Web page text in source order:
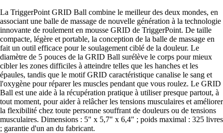
La TriggerPoint GRID Ball combine le meilleur des deux mondes, en
associant une balle de massage de nouvelle génération à la technologie
innovante de roulement en mousse GRID de TriggerPoint. De taille
compacte, légère et portable, la conception de la balle de massage en
fait un outil efficace pour le soulagement ciblé de la douleur. Le
diamètre de 5 pouces de la GRID Ball surélève le corps pour mieux
cibler les zones difficiles à atteindre telles que les hanches et les
épaules, tandis que le motif GRID caractéristique canalise le sang et
l'oxygène pour réparer les muscles pendant que vous roulez. Le GRID
Ball est une aide à la récupération pratique à utiliser presque partout, à
tout moment, pour aider à relâcher les tensions musculaires et améliorer
la flexibilité chez toute personne souffrant de douleurs ou de tensions
musculaires. Dimensions : 5" x 5,7" x 6,4" ; poids maximal : 325 livres
; garantie d'un an du fabricant.